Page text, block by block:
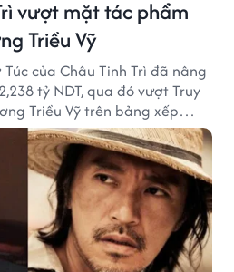
vượt mặt tác phẩm
Triều Vỹ
Túc của Châu Tinh Trì đã nâng
tỷ NDT, qua đó vượt Truy
Triều Vỹ trên bảng xếp